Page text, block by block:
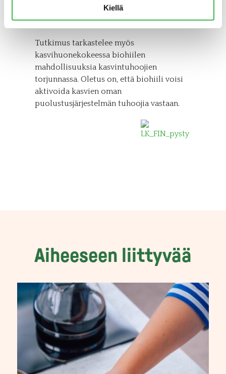
Kiellä
puntaroidaan myös eri vaihtoehtojen
kustannuksia.
Tutkimus tarkastelee myös
kasvihuonekokeessa biohiilen
mahdollisuuksia kasvintuhoojien
torjunnassa. Oletus on, että biohiili voisi
aktivoida kasvien oman
puolustusjärjestelmän tuhoojia vastaan.
Aiheeseen liittyvää